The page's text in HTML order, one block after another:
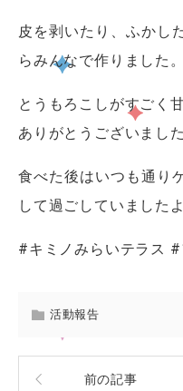
皮を剥いたり、ふかし
らみんなで作りました。
とうもろこしがすごく
ありがとうございました
食べた後はいつも通り
して過ごしていましたよ
#キミノみらいテラス
活動報告
前の記事